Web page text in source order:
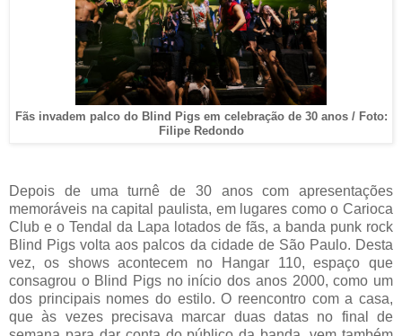
Fãs invadem palco do Blind Pigs em celebração de 30 anos / Foto:
Filipe Redondo
Depois de uma turnê de 30 anos com apresentações
memoráveis na capital paulista, em lugares como o Carioca
Club e o Tendal da Lapa lotados de fãs, a banda punk rock
Blind Pigs volta aos palcos da cidade de São Paulo. Desta
vez, os shows acontecem no Hangar 110, espaço que
consagrou o Blind Pigs no início dos anos 2000, como um
dos principais nomes do estilo. O reencontro com a casa,
que às vezes precisava marcar duas datas no final de